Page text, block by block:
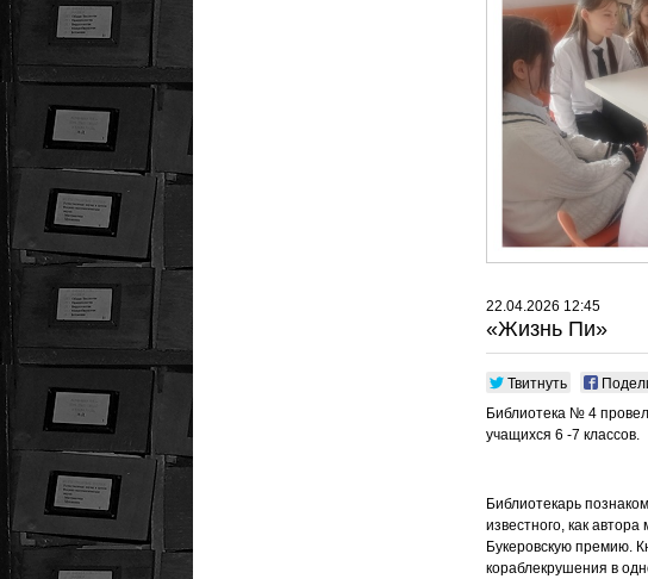
22.04.2026 12:45
«Жизнь Пи»
Твитнуть
Библиотека № 4
учащихся 6 -7 классов.
Библиотекарь
известного, как
Букеровскую премию.
кораблекрушения в